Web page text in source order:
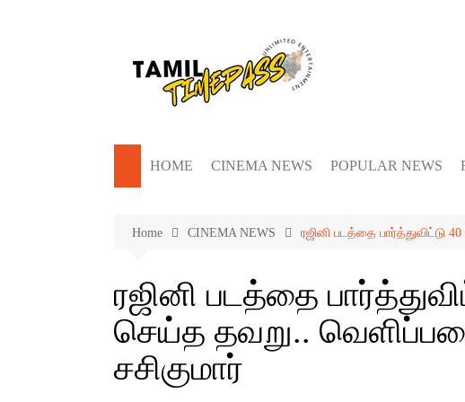
HOME CINEMA NEWS POPULAR NEWS
Home CINEMA NEWS ரஜினி படத்தை
ரஜினி படத்தை
செய்த தவறு..
சசிகுமார்